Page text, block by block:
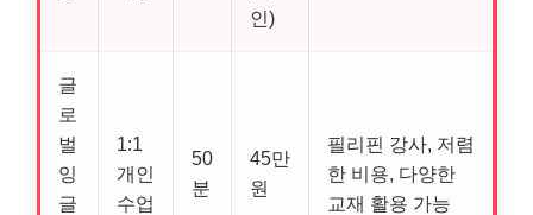
인)
글
로
벌
잉
글
1:1
개인
수업
50
분
45만
원
필리핀 강사, 저렴
한 비용, 다양한
교재 활용 가능